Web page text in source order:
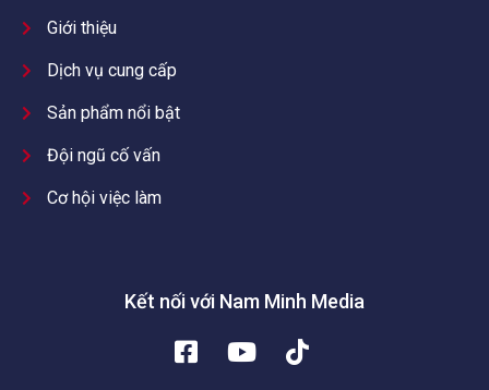
Giới thiệu
Dịch vụ cung cấp
Sản phẩm nổi bật
Đội ngũ cố vấn
Cơ hội việc làm
Kết nối với Nam Minh Media